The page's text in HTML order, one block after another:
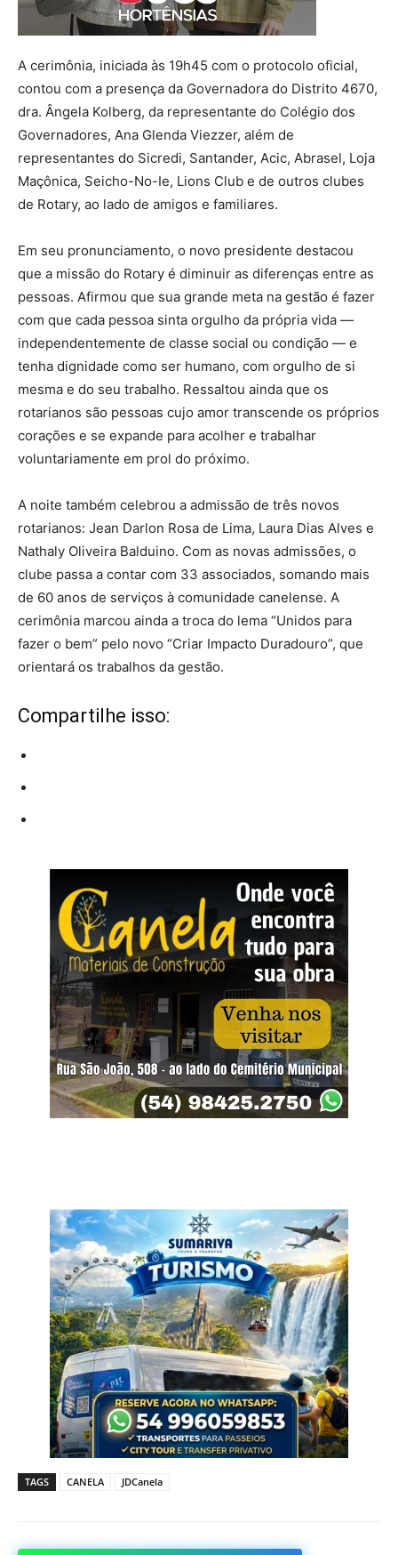
A cerimônia, iniciada às 19h45 com o protocolo oficial,
contou com a presença da Governadora do Distrito 4670,
dra. Ângela Kolberg, da representante do Colégio dos
Governadores, Ana Glenda Viezzer, além de
representantes do Sicredi, Santander, Acic, Abrasel, Loja
Maçônica, Seicho-No-Ie, Lions Club e de outros clubes
de Rotary, ao lado de amigos e familiares.
Em seu pronunciamento, o novo presidente destacou
que a missão do Rotary é diminuir as diferenças entre as
pessoas. Afirmou que sua grande meta na gestão é fazer
com que cada pessoa sinta orgulho da própria vida —
independentemente de classe social ou condição — e
tenha dignidade como ser humano, com orgulho de si
mesma e do seu trabalho. Ressaltou ainda que os
rotarianos são pessoas cujo amor transcende os próprios
corações e se expande para acolher e trabalhar
voluntariamente em prol do próximo.
A noite também celebrou a admissão de três novos
rotarianos: Jean Darlon Rosa de Lima, Laura Dias Alves e
Nathaly Oliveira Balduino. Com as novas admissões, o
clube passa a contar com 33 associados, somando mais
de 60 anos de serviços à comunidade canelense. A
cerimônia marcou ainda a troca do lema “Unidos para
fazer o bem” pelo novo “Criar Impacto Duradouro”, que
orientará os trabalhos da gestão.
Compartilhe isso:
TAGS CANELA JDCanela